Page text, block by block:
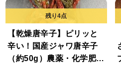
【乾燥唐辛子】ピリッと
辛い！国産ジャワ唐辛子
（約50g）農薬・化学肥料